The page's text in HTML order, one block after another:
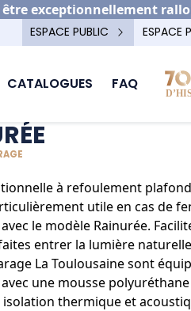
exceptionnellement
ESPACE PUBLIC ESPACE
CATALOGUES FAQ
à refoulement
utile en cas de
le modèle Rainurée.
entrer la lumière
La Toulousaine sont
une mousse
thermique et